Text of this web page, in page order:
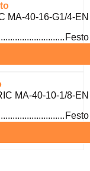
MA-40-16-G1/4-EN
Festo
MA-40-10-1/8-EN
Festo